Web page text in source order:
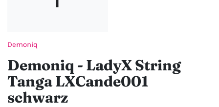
Demoniq
Demoniq - LadyX String
Tanga LXCande001
schwarz